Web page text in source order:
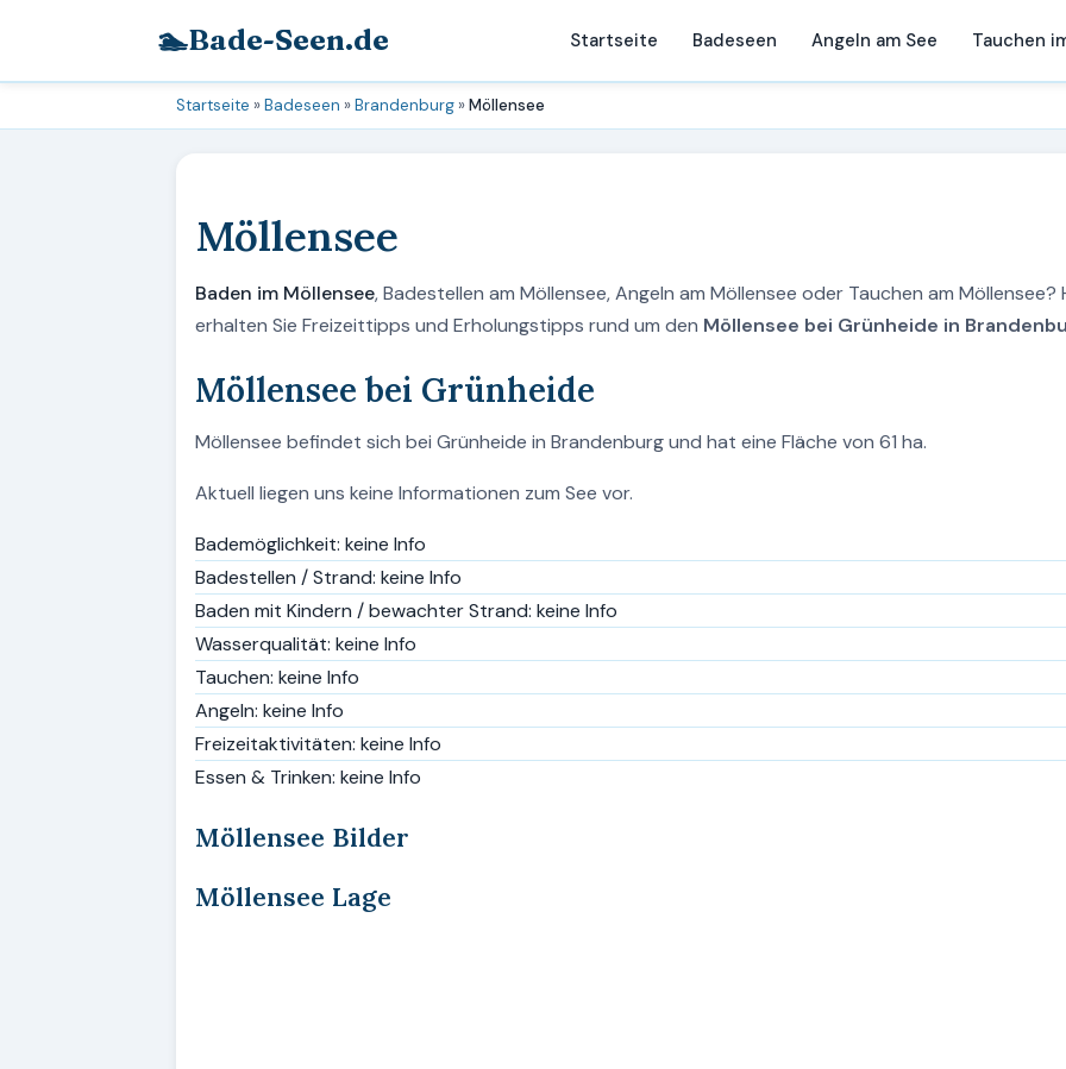
🏊Bade-Seen.de Startseite Badeseen Angeln am See Tauchen
Startseite »Badeseen »Brandenburg »Möllensee
Möllensee
Baden im Möllensee, Badestellen am Möllensee, Angeln am Möllensee oder Tauchen am Möllensee?
erhalten Sie Freizeittipps und Erholungstipps rund um den Möllensee bei Grünheide in
Möllensee bei Grünheide
Möllensee befindet sich bei Grünheide in Brandenburg und hat eine Fläche von 61 ha.
Aktuell liegen uns keine Informationen zum See vor.
Bademöglichkeit: keine Info
Badestellen / Strand: keine Info
Baden mit Kindern / bewachter Strand: keine Info
Wasserqualität: keine Info
Tauchen: keine Info
Angeln: keine Info
Freizeitaktivitäten: keine Info
Essen & Trinken: keine Info
Möllensee Bilder
Möllensee Lage